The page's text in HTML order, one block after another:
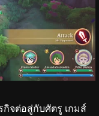
กิจต่อสู่กับศัตรู เกมส์